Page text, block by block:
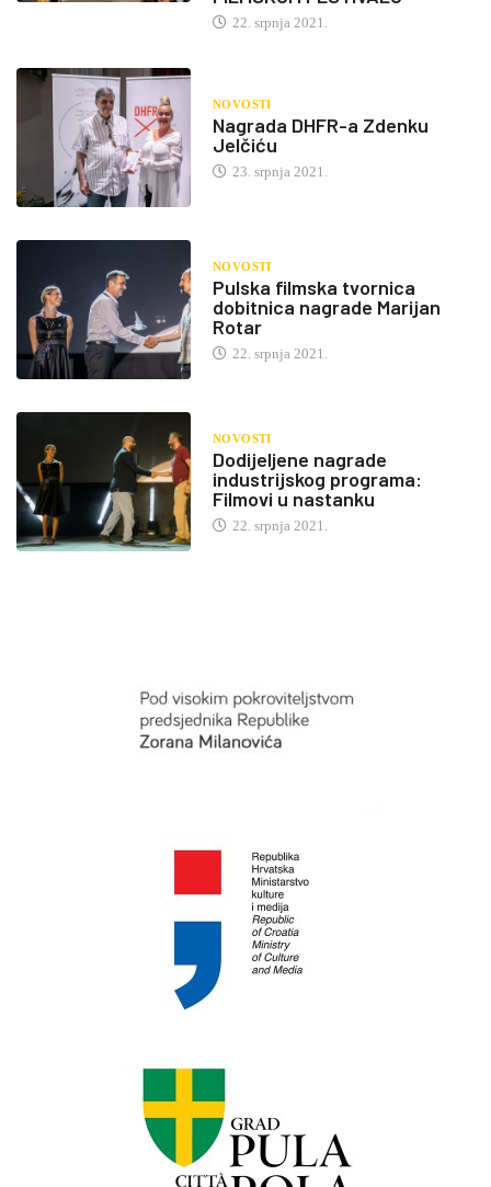
22. srpnja 2021.
NOVOSTI
Nagrada DHFR-a Zdenku
Jelčiću
23. srpnja 2021.
NOVOSTI
Pulska filmska tvornica
dobitnica nagrade Marijan
Rotar
22. srpnja 2021.
NOVOSTI
Dodijeljene nagrade
industrijskog programa:
Filmovi u nastanku
22. srpnja 2021.